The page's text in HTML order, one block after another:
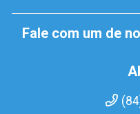
Fale com um de